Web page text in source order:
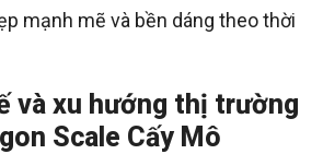
mạnh mẽ và bền dáng theo thời
và xu hướng thị trường
Scale Cấy Mô